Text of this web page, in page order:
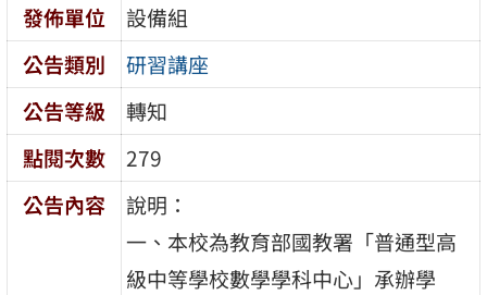
發佈單位
設備組
公告類別
研習講座
公告等級
轉知
點閱次數
279
公告內容
說明：
一、本校為教育部國教署「普通型高
級中等學校數學學科中心」承辦學